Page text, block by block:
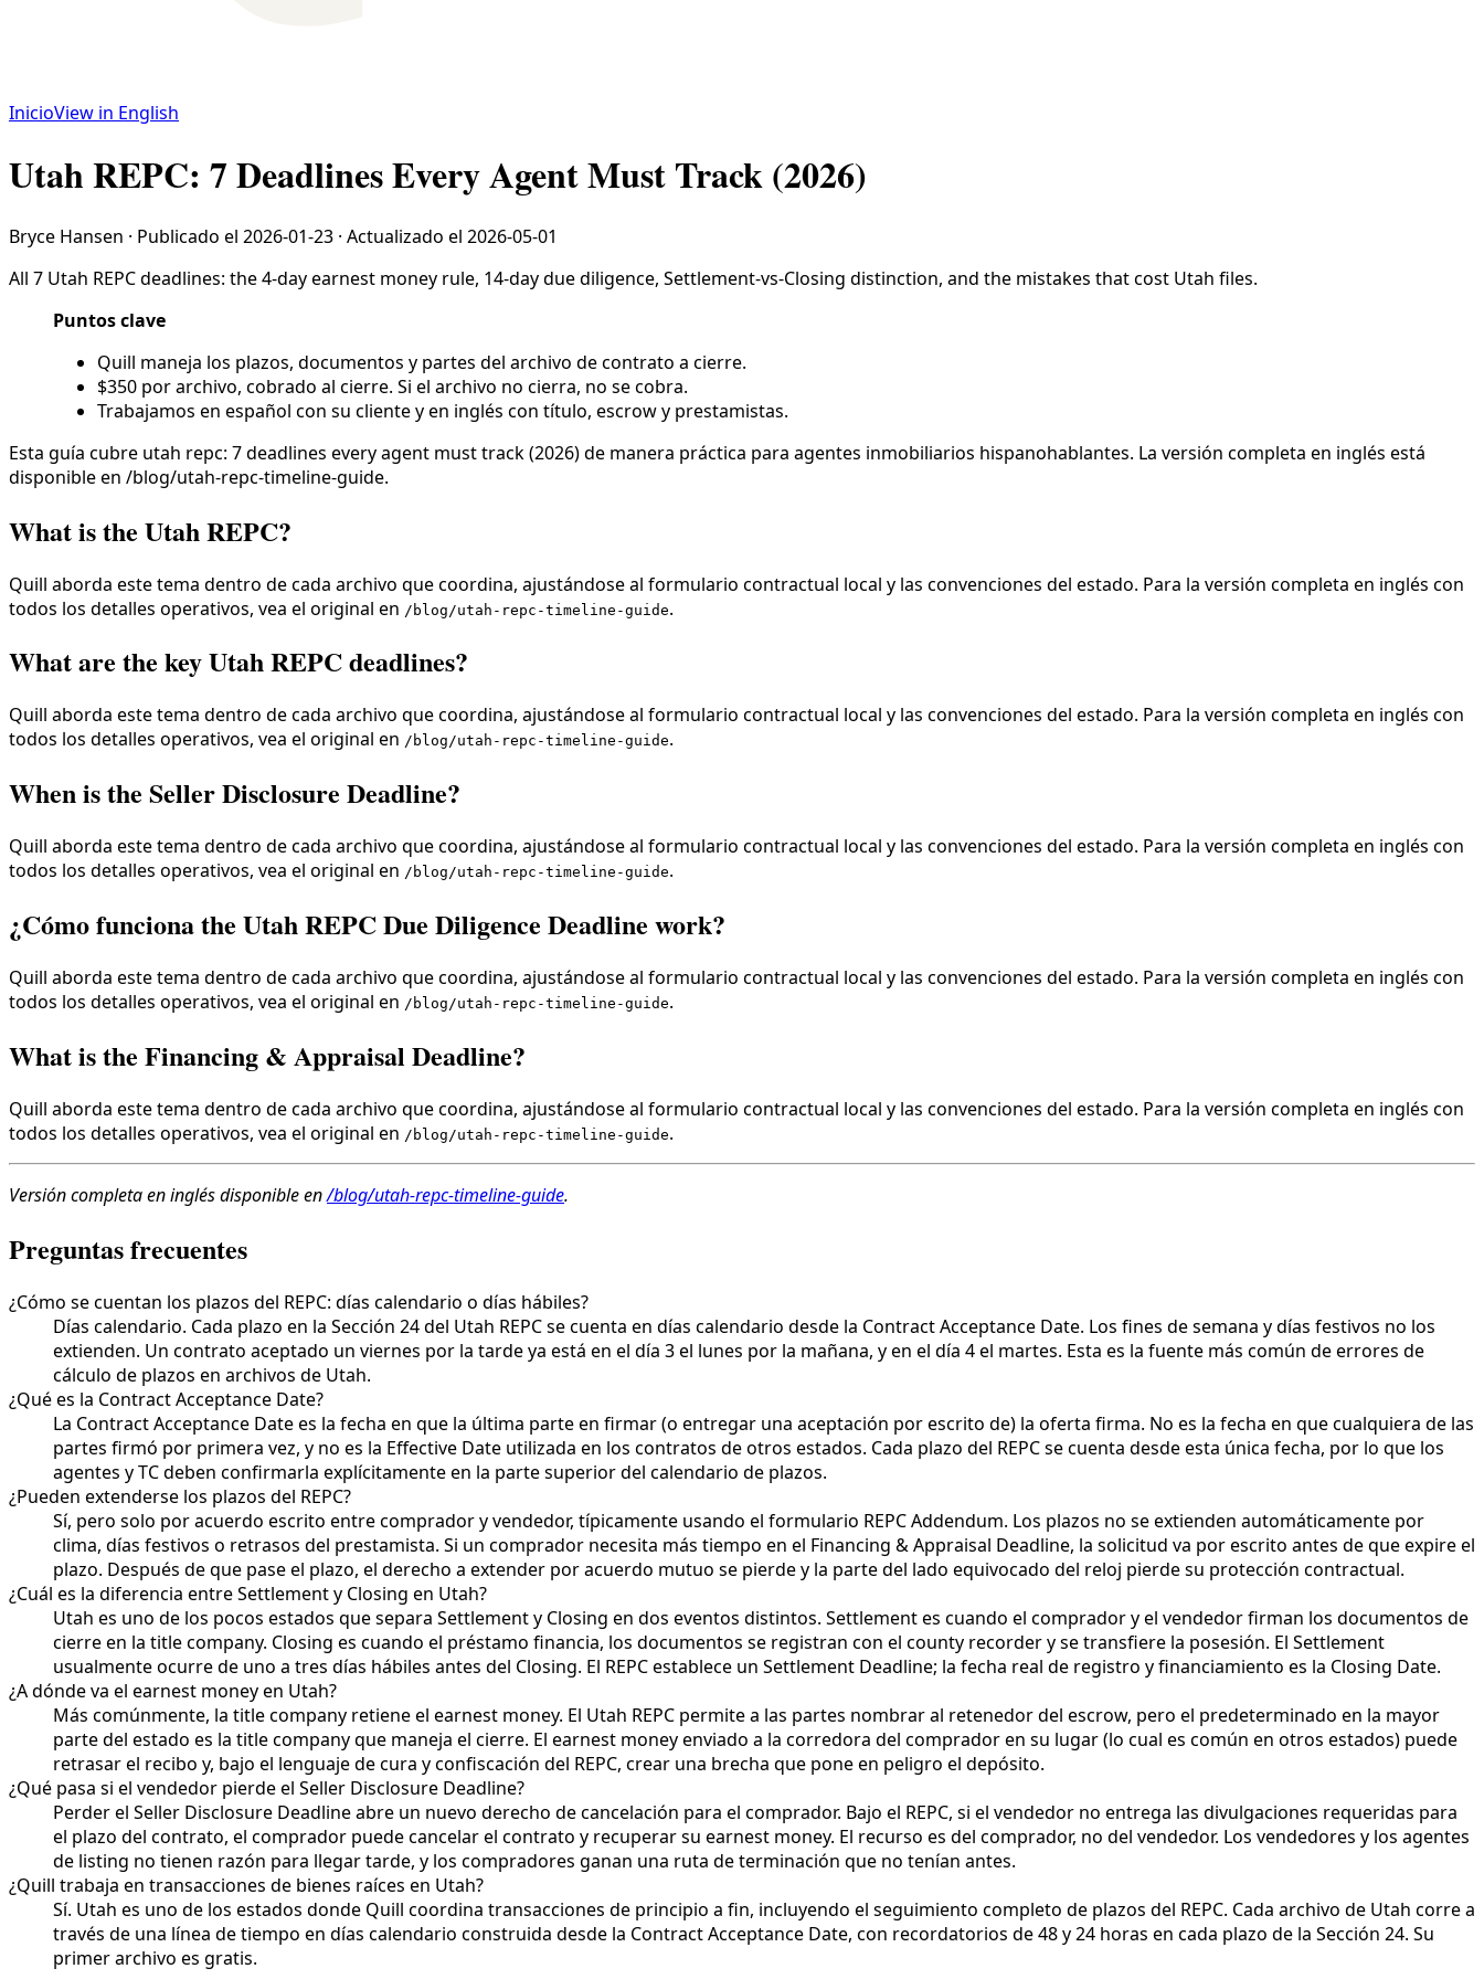
InicioView in English
Utah REPC: 7 Deadlines Every Agent Must Track (2026)
Bryce Hansen · Publicado el 2026-01-23 · Actualizado el 2026-05-01
All 7 Utah REPC deadlines: the 4-day earnest money rule, 14-day due diligence, Settlement-vs-Closing distinction, and the mistakes that cost Utah files.
Puntos clave
Quill maneja los plazos, documentos y partes del archivo de contrato a cierre.
$350 por archivo, cobrado al cierre. Si el archivo no cierra, no se cobra.
Trabajamos en español con su cliente y en inglés con título, escrow y prestamistas.
Esta guía cubre utah repc: 7 deadlines every agent must track (2026) de manera práctica para agentes inmobiliarios hispanohablantes. La versión completa en inglés está
disponible en /blog/utah-repc-timeline-guide.
What is the Utah REPC?
Quill aborda este tema dentro de cada archivo que coordina, ajustándose al formulario contractual local y las convenciones del estado. Para la versión completa en inglés con
todos los detalles operativos, vea el original en /blog/utah-repc-timeline-guide.
What are the key Utah REPC deadlines?
Quill aborda este tema dentro de cada archivo que coordina, ajustándose al formulario contractual local y las convenciones del estado. Para la versión completa en inglés con
todos los detalles operativos, vea el original en /blog/utah-repc-timeline-guide.
When is the Seller Disclosure Deadline?
Quill aborda este tema dentro de cada archivo que coordina, ajustándose al formulario contractual local y las convenciones del estado. Para la versión completa en inglés con
todos los detalles operativos, vea el original en /blog/utah-repc-timeline-guide.
¿Cómo funciona the Utah REPC Due Diligence Deadline work?
Quill aborda este tema dentro de cada archivo que coordina, ajustándose al formulario contractual local y las convenciones del estado. Para la versión completa en inglés con
todos los detalles operativos, vea el original en /blog/utah-repc-timeline-guide.
What is the Financing & Appraisal Deadline?
Quill aborda este tema dentro de cada archivo que coordina, ajustándose al formulario contractual local y las convenciones del estado. Para la versión completa en inglés con
todos los detalles operativos, vea el original en /blog/utah-repc-timeline-guide.
Versión completa en inglés disponible en/blog/utah-repc-timeline-guide.
Preguntas frecuentes
¿Cómo se cuentan los plazos del REPC: días calendario o días hábiles?
Días calendario. Cada plazo en la Sección 24 del Utah REPC se cuenta en días calendario desde la Contract Acceptance Date. Los fines de semana y días festivos no los
extienden. Un contrato aceptado un viernes por la tarde ya está en el día 3 el lunes por la mañana, y en el día 4 el martes. Esta es la fuente más común de errores de
cálculo de plazos en archivos de Utah.
¿Qué es la Contract Acceptance Date?
La Contract Acceptance Date es la fecha en que la última parte en firmar (o entregar una aceptación por escrito de) la oferta firma. No es la fecha en que cualquiera de las
partes firmó por primera vez, y no es la Effective Date utilizada en los contratos de otros estados. Cada plazo del REPC se cuenta desde esta única fecha, por lo que los
agentes y TC deben confirmarla explícitamente en la parte superior del calendario de plazos.
¿Pueden extenderse los plazos del REPC?
Sí, pero solo por acuerdo escrito entre comprador y vendedor, típicamente usando el formulario REPC Addendum. Los plazos no se extienden automáticamente por
clima, días festivos o retrasos del prestamista. Si un comprador necesita más tiempo en el Financing & Appraisal Deadline, la solicitud va por escrito antes de que expire el
plazo. Después de que pase el plazo, el derecho a extender por acuerdo mutuo se pierde y la parte del lado equivocado del reloj pierde su protección contractual.
¿Cuál es la diferencia entre Settlement y Closing en Utah?
Utah es uno de los pocos estados que separa Settlement y Closing en dos eventos distintos. Settlement es cuando el comprador y el vendedor firman los documentos de
cierre en la title company. Closing es cuando el préstamo financia, los documentos se registran con el county recorder y se transfiere la posesión. El Settlement
usualmente ocurre de uno a tres días hábiles antes del Closing. El REPC establece un Settlement Deadline; la fecha real de registro y financiamiento es la Closing Date.
¿A dónde va el earnest money en Utah?
Más comúnmente, la title company retiene el earnest money. El Utah REPC permite a las partes nombrar al retenedor del escrow, pero el predeterminado en la mayor
parte del estado es la title company que maneja el cierre. El earnest money enviado a la corredora del comprador en su lugar (lo cual es común en otros estados) puede
retrasar el recibo y, bajo el lenguaje de cura y confiscación del REPC, crear una brecha que pone en peligro el depósito.
¿Qué pasa si el vendedor pierde el Seller Disclosure Deadline?
Perder el Seller Disclosure Deadline abre un nuevo derecho de cancelación para el comprador. Bajo el REPC, si el vendedor no entrega las divulgaciones requeridas para
el plazo del contrato, el comprador puede cancelar el contrato y recuperar su earnest money. El recurso es del comprador, no del vendedor. Los vendedores y los agentes
de listing no tienen razón para llegar tarde, y los compradores ganan una ruta de terminación que no tenían antes.
¿Quill trabaja en transacciones de bienes raíces en Utah?
Sí. Utah es uno de los estados donde Quill coordina transacciones de principio a fin, incluyendo el seguimiento completo de plazos del REPC. Cada archivo de Utah corre a
través de una línea de tiempo en días calendario construida desde la Contract Acceptance Date, con recordatorios de 48 y 24 horas en cada plazo de la Sección 24. Su
primer archivo es gratis.